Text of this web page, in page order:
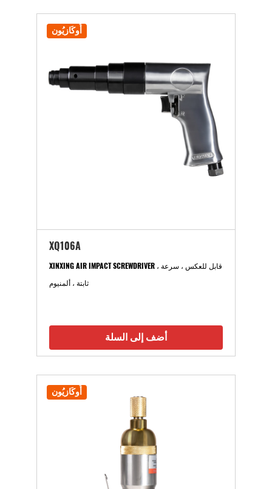
أُوكَازيُون
XQ106A
XINXING AIR IMPACT SCREWDRIVER ، قابل للعكس ، سرعة
ثابتة ، ألمنيوم
أضف إلى السلة
أُوكَازيُون